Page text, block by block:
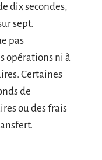
dix secondes,
sept.
pas
opérations ni à
Certaines
de
ou des frais